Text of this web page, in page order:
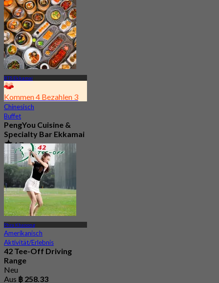
BTS Ekkamai
Kommen 4 Bezahlen 3
Chinesisch
Buffet
PengYou Cuisine &
Specialty Bar Ekkamai
4.7
2.5K Gebucht
Aus฿ 294.25
Phra Khanong
Amerikanisch
Aktivität/Erlebnis
42 Tee-Off Driving
Range
Neu
Aus ฿ 258.33